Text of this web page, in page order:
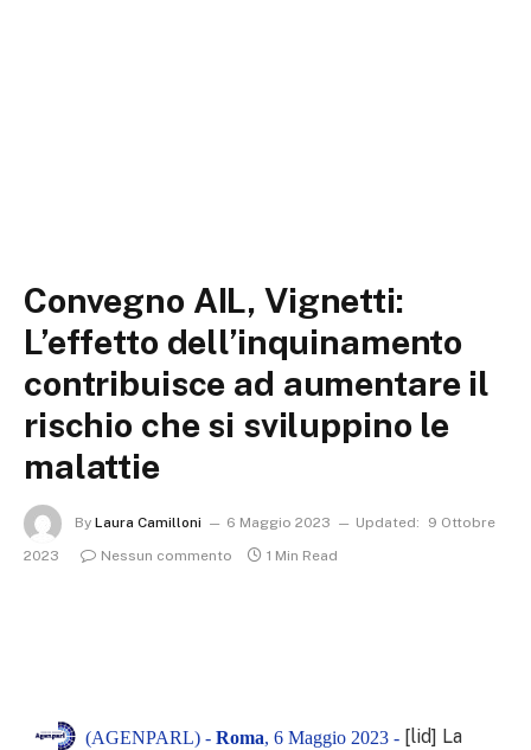
Convegno AIL, Vignetti:
L’effetto dell’inquinamento
contribuisce ad aumentare il
rischio che si sviluppino le
malattie
By Laura Camilloni 6 Maggio 2023 Updated:
9 Ottobre
2023
Nessun commento 1 Min Read
(AGENPARL) - Roma, 6 Maggio 2023 - [lid] La